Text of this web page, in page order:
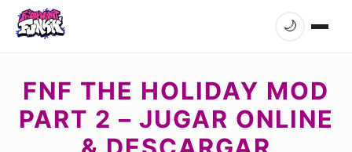
🌙
FNF THE HOLIDAY MOD
PART 2 – JUGAR ONLINE